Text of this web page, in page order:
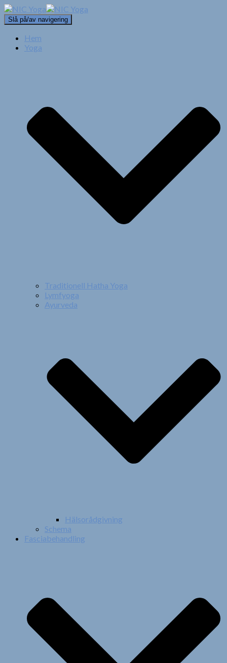
Slå på/av navigering
Hem
Yoga
Traditionell Hatha Yoga
Lymfyoga
Ayurveda
Hälsorådgivning
Schema
Fasciabehandling